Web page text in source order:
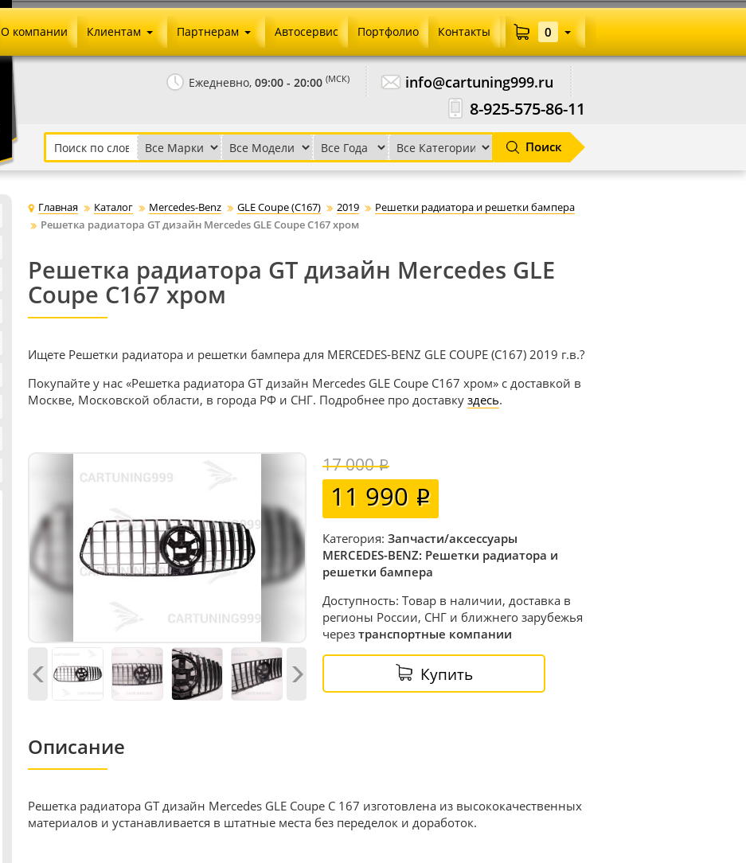
Ежедневно, 09:00 - 20:00 (МСК) info@cartuning999.ru
8-925-575-86-11
Поиск
О компании Клиентам
Как сделать заказ
Установка на авто
Письмо директору
Партнерам
Агентское вознаграждение
Скачать прайс
Автосервис Портфолио Контакты 0
Главная Каталог Mercedes-Benz GLE Coupe (C167) 2019
Решетки радиатора и решетки бампера
Решетка радиатора GT дизайн Mercedes GLE Coupe C167 хром
Решетка радиатора GT дизайн Mercedes GLE
Coupe C167 хром
Ищете Решетки радиатора и решетки бампера для MERCEDES-BENZ GLE COUPE (C167) 2019 г.в.?
Покупайте у нас «Решетка радиатора GT дизайн Mercedes GLE Coupe C167 хром» с доставкой в
Москве, Московской области, в города РФ и СНГ. Подробнее про доставку здесь.
17 000
11 990
Категория: Запчасти/аксессуары
MERCEDES-BENZ: Решетки радиатора и
решетки бампера
Доступность: Товар в наличии, доставка в
регионы России, СНГ и ближнего зарубежья
через транспортные компании
Купить
Описание
Решетка радиатора GT дизайн Mercedes GLE Coupe C 167 изготовлена из высококачественных
материалов и устанавливается в штатные места без переделок и доработок.